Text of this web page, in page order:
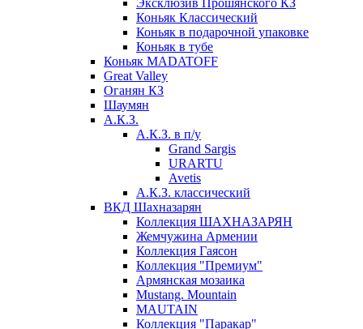
Эксклюзив Прошянского КЗ
Коньяк Классический
Коньяк в подарочной упаковке
Коньяк в тубе
Коньяк MADATOFF
Great Valley
Оганян КЗ
Шаумян
А.К.З.
А.К.З. в п/у
Grand Sargis
URARTU
Avetis
А.К.З. классический
ВКД Шахназарян
Коллекция ШАХНАЗАРЯН
Жемчужина Армении
Коллекция Гаясон
Коллекция "Премиум"
Армянская мозаика
Mustang. Mountain
MAUTAIN
Коллекция "Паракар"